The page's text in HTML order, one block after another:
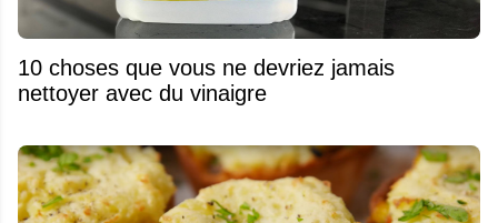
10 choses que vous ne devriez jamais
nettoyer avec du vinaigre